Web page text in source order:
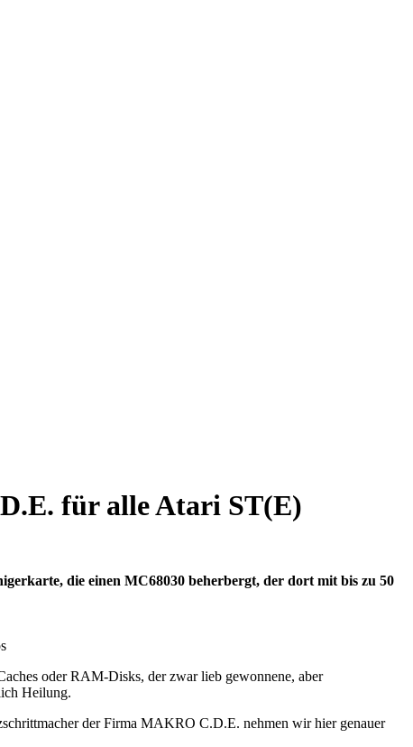
für alle Atari ST(E)
die einen MC68030 beherbergt, der dort mit bis zu 50
oder RAM-Disks, der zwar lieb gewonnene, aber
Heilung.
der Firma MAKRO C.D.E. nehmen wir hier genauer